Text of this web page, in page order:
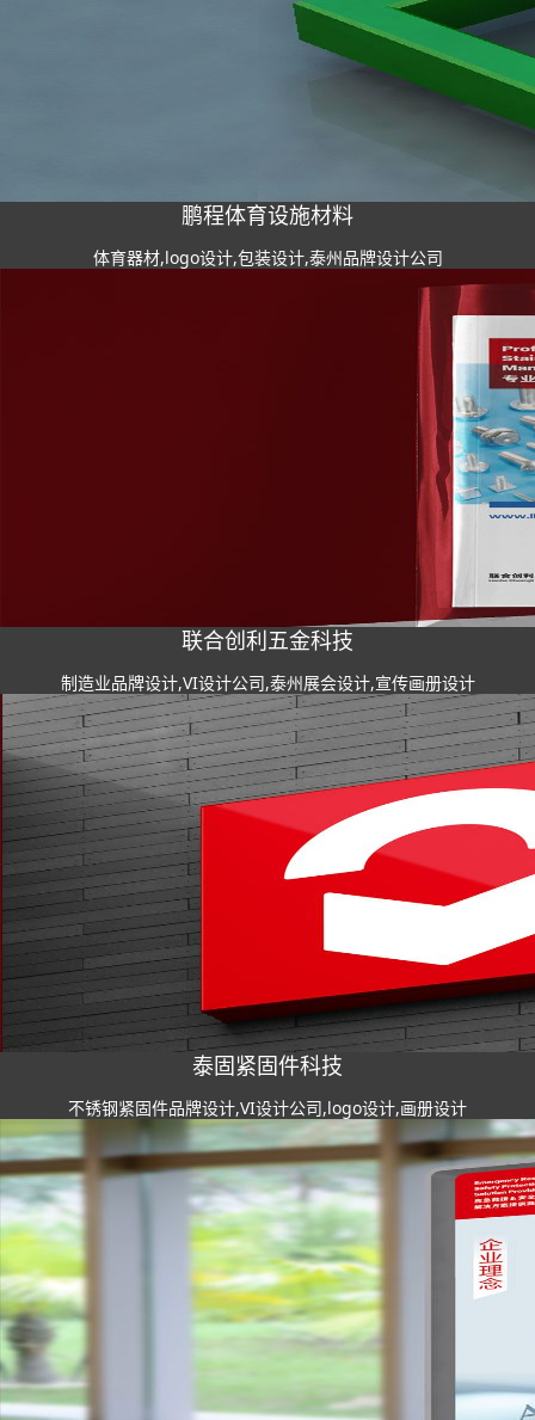
鹏程体育设施材料
体育器材,logo设计,包装设计,泰州品牌设计公司
联合创利五金科技
制造业品牌设计,VI设计公司,泰州展会设计,宣传画册设计
泰固紧固件科技
不锈钢紧固件品牌设计,VI设计公司,logo设计,画册设计